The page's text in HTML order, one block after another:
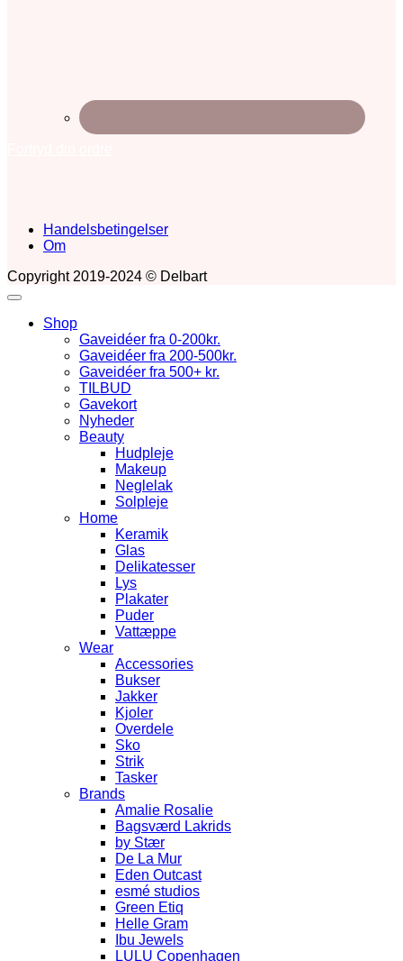
Handelsbetingelser
Om
Copyright 2019-2024 © Delbart
Shop
Gaveidéer fra 0-200kr.
Gaveidéer fra 200-500kr.
Gaveidéer fra 500+ kr.
TILBUD
Gavekort
Nyheder
Beauty
Hudpleje
Makeup
Neglelak
Solpleje
Home
Keramik
Glas
Delikatesser
Lys
Plakater
Puder
Vattæppe
Wear
Accessories
Bukser
Jakker
Kjoler
Overdele
Sko
Strik
Tasker
Brands
Amalie Rosalie
Bagsværd Lakrids
by Stær
De La Mur
Eden Outcast
esmé studios
Green Etiq
Helle Gram
Ibu Jewels
LULU Copenhagen